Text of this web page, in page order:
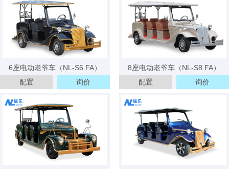
6座电动老爷车（NL-S6.FA）
配置
询价
8座电动老爷车（NL-S8.FA）
配置
询价